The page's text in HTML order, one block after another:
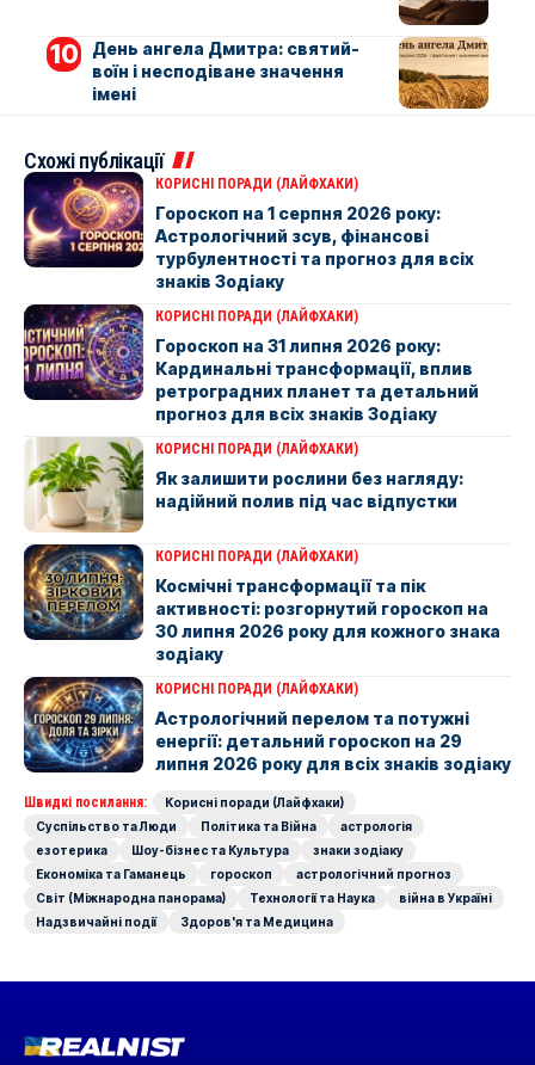
День ангела Дмитра: святий-
воїн і несподіване значення
імені
Схожі публікації
КОРИСНІ ПОРАДИ (ЛАЙФХАКИ)
Гороскоп на 1 серпня 2026 року:
Астрологічний зсув, фінансові
турбулентності та прогноз для всіх
знаків Зодіаку
КОРИСНІ ПОРАДИ (ЛАЙФХАКИ)
Гороскоп на 31 липня 2026 року:
Кардинальні трансформації, вплив
ретроградних планет та детальний
прогноз для всіх знаків Зодіаку
КОРИСНІ ПОРАДИ (ЛАЙФХАКИ)
Як залишити рослини без нагляду:
надійний полив під час відпустки
КОРИСНІ ПОРАДИ (ЛАЙФХАКИ)
Космічні трансформації та пік
активності: розгорнутий гороскоп на
30 липня 2026 року для кожного знака
зодіаку
КОРИСНІ ПОРАДИ (ЛАЙФХАКИ)
Астрологічний перелом та потужні
енергії: детальний гороскоп на 29
липня 2026 року для всіх знаків зодіаку
Швидкі посилання:
Корисні поради (Лайфхаки)
Суспільство та Люди
Політика та Війна
астрологія
езотерика
Шоу-бізнес та Культура
знаки зодіаку
Економіка та Гаманець
гороскоп
астрологічний прогноз
Світ (Міжнародна панорама)
Технології та Наука
війна в Україні
Надзвичайні події
Здоров'я та Медицина